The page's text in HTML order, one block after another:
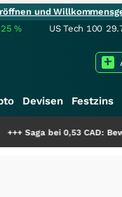
und
% US Tech 100
Devisen Festzins
CAD: Bewertet der